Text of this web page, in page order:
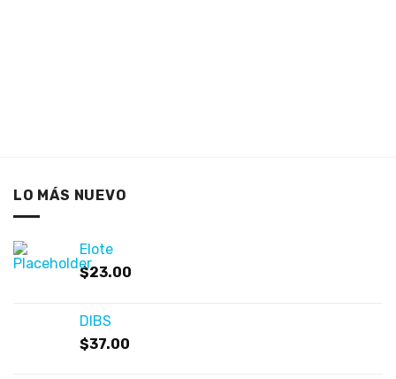
LO MÁS NUEVO
Elote
$23.00
DIBS
$37.00